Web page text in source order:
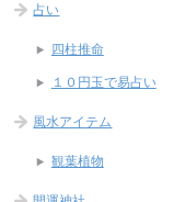
占い
四柱推命
１０円玉で易占い
風水アイテム
観葉植物